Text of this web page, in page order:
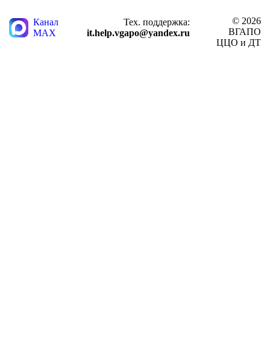
Канал
MAX
Тех. поддержка:
it.help.vgapo@yandex.ru
© 2026
ВГАПО
ЦЦО и ДТ